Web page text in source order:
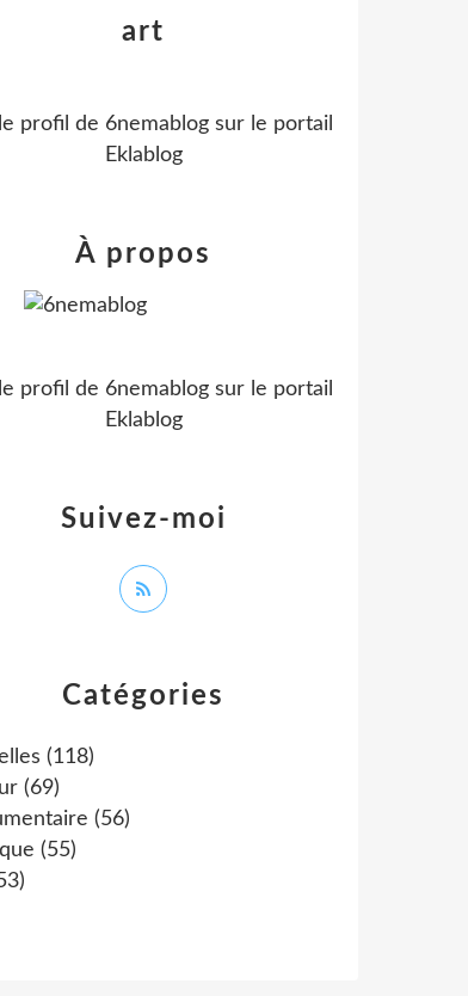
Catégories
(118)
(69)
(56)
(55)
art
profil de 6nemablog sur le portail
Eklablog
Suivez-moi
À propos
profil de 6nemablog sur le portail
Eklablog